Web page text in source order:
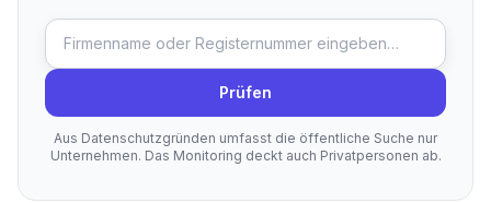
Prüfen
Aus Datenschutzgründen umfasst die öffentliche Suche nur
Unternehmen. Das Monitoring deckt auch Privatpersonen ab.